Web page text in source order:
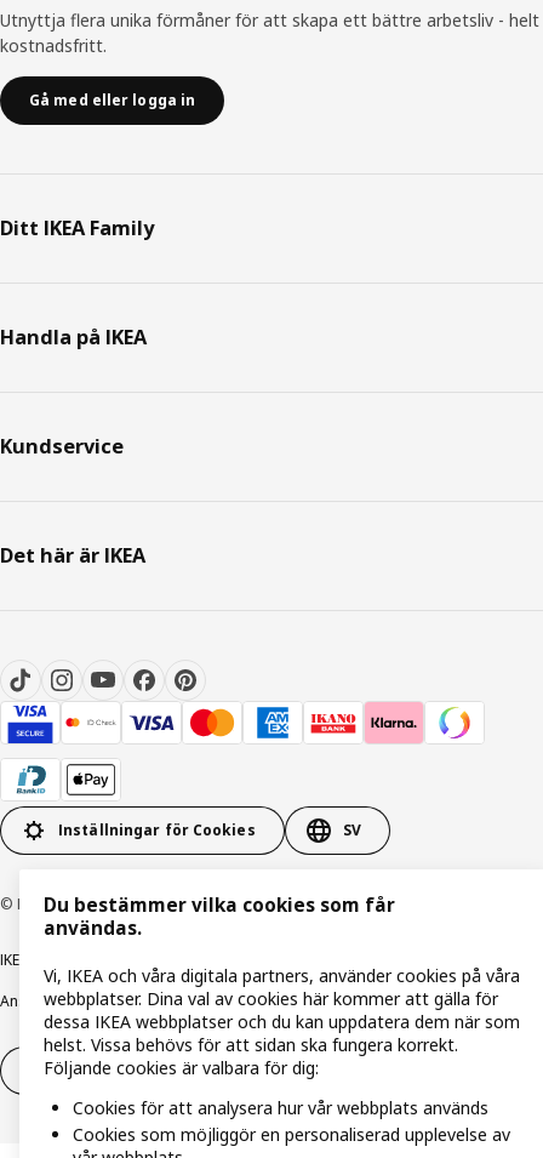
Utnyttja flera unika förmåner för att skapa ett bättre arbetsliv - helt
kostnadsfritt.
Gå med eller logga in
Ditt IKEA Family
Handla på IKEA
Kundservice
Det här är IKEA
Inställningar för Cookies SV
© Inter IKEA Systems B.V. 1999-2026
IKEA Family integritetspolicy
Ansvarsfullt avslöjandepolicyE-postKöp- & leveransvillkorBolagsinformation
Utöva ångerrätt Utöva ångerrätten för tjänster
Du bestämmer vilka cookies som får
användas.
Vi, IKEA och våra digitala partners, använder cookies på våra
webbplatser. Dina val av cookies här kommer att gälla för
dessa IKEA webbplatser och du kan uppdatera dem när som
helst. Vissa behövs för att sidan ska fungera korrekt.
Följande cookies är valbara för dig:
Cookies för att analysera hur vår webbplats används
Cookies som möjliggör en personaliserad upplevelse av